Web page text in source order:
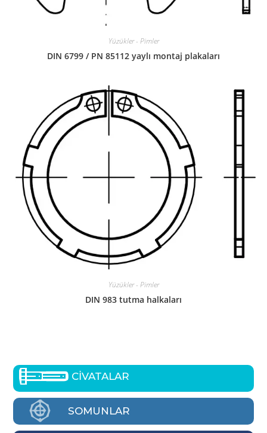
Yüzükler - Pimler
DIN 6799 / PN 85112 yaylı montaj plakaları
Yüzükler - Pimler
DIN 983 tutma halkaları
CİVATALAR
SOMUNLAR